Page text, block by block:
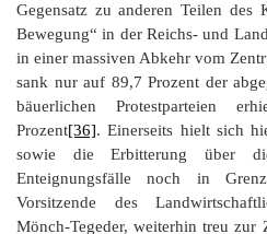
Gegensatz zu anderen Teilen des
Bewegung“ in der Reichs- und
in einer massiven Abkehr vom
sank nur auf 89,7 Prozent der
bäuerlichen Protestparteien
Prozent[36]. Einerseits hielt sich
sowie die Erbitterung über
Enteignungsfälle noch in
Vorsitzende des
Mönch-Tegeder, weiterhin treu zur